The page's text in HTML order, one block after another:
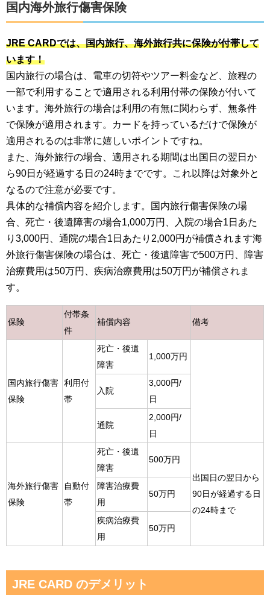
国内海外旅行傷害保険
JRE CARDでは、国内旅行、海外旅行共に保険が付帯して
います！
国内旅行の場合は、電車の切符やツアー料金など、旅程の
一部で利用することで適用される利用付帯の保険が付いて
います。海外旅行の場合は利用の有無に関わらず、無条件
で保険が適用されます。カードを持っているだけで保険が
適用されるのは非常に嬉しいポイントですね。
また、海外旅行の場合、適用される期間は出国日の翌日か
ら90日が経過する日の24時までです。これ以降は対象外と
なるので注意が必要です。
具体的な補償内容を紹介します。国内旅行傷害保険の場
合、死亡・後遺障害の場合1,000万円、入院の場合1日あた
り3,000円、通院の場合1日あたり2,000円が補償されます海
外旅行傷害保険の場合は、死亡・後遺障害で500万円、障害
治療費用は50万円、疾病治療費用は50万円が補償されま
す。
保険
付帯条
件
補償内容 備考
国内旅行傷害
保険
利用付
帯
死亡・後遺
障害
1,000万円
入院
3,000円/
日
通院
2,000円/
日
海外旅行傷害
保険
自動付
帯
死亡・後遺
障害
500万円
出国日の翌日から
90日が経過する日
の24時まで
障害治療費
用
50万円
疾病治療費
用
50万円
JRE CARD のデメリット